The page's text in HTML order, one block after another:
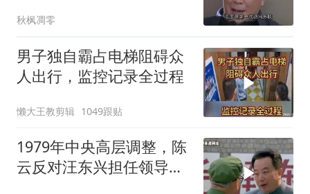
秋枫凋零
男子独自霸占电梯阻碍众
人出行，监控记录全过程
懒大王教剪辑 1049跟贴
1979年中央高层调整，陈
云反对汪东兴担任领导职